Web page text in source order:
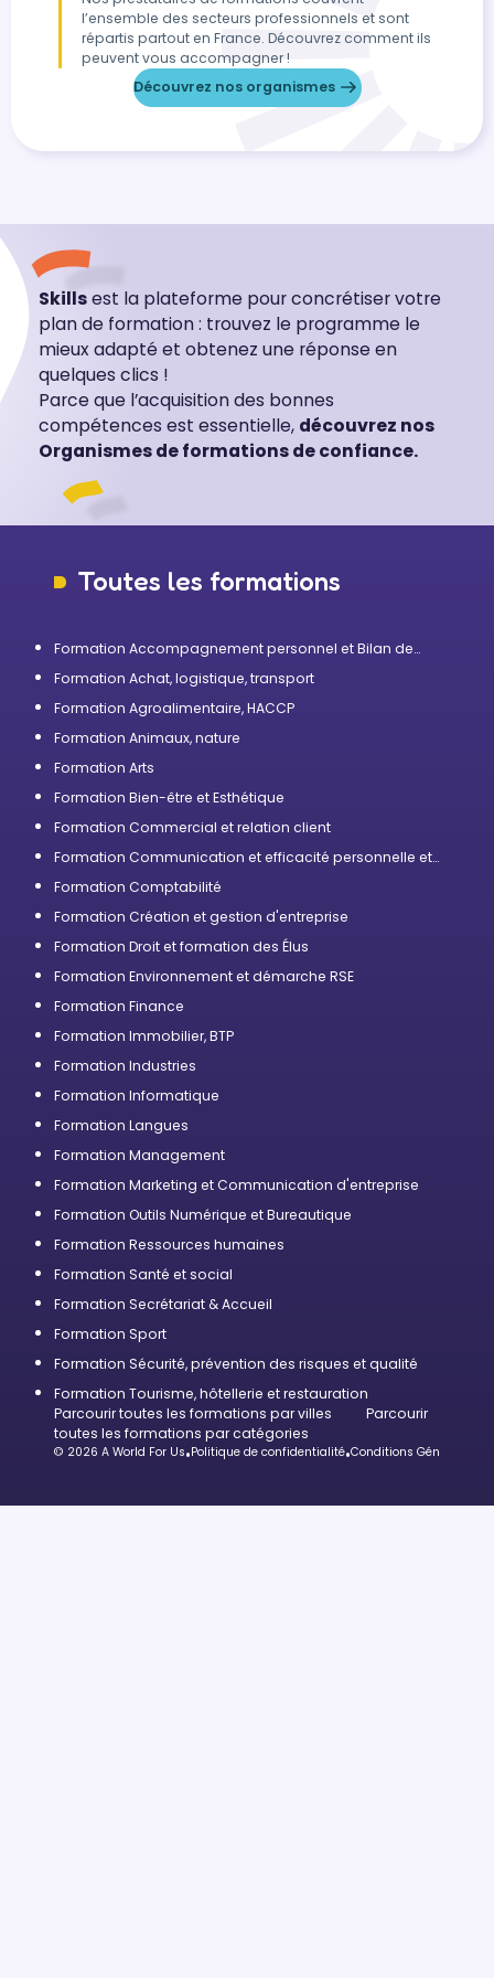
l’ensemble des secteurs professionnels et sont
répartis partout en France. Découvrez comment ils
peuvent vous accompagner !
Découvrez nos organismes
Skillsest la plateforme pour concrétiser votre
plan de formation : trouvez le programme le
mieux adapté et obtenez une réponse en
quelques clics !
Parce que l’acquisition des bonnes
compétences est essentielle, découvrez nos
Organismes de formations de confiance.
Toutes les formations
Formation Accompagnement personnel et Bilan de
Formation Achat, logistique, transport
Formation Agroalimentaire, HACCP
Formation Animaux, nature
Formation Arts
Formation Bien-être et Esthétique
Formation Commercial et relation client
Formation Communication et efficacité personnelle et
Formation Comptabilité
Formation Création et gestion d'entreprise
Formation Droit et formation des Élus
Formation Environnement et démarche RSE
Formation Finance
Formation Immobilier, BTP
Formation Industries
Formation Informatique
Formation Langues
Formation Management
Formation Marketing et Communication d'entreprise
Formation Outils Numérique et Bureautique
Formation Ressources humaines
Formation Santé et social
Formation Secrétariat & Accueil
Formation Sport
Formation Sécurité, prévention des risques et qualité
Formation Tourisme, hôtellerie et restauration
Parcourir toutes les formations par villes
Parcourir
toutes les formations par catégories
© 2026 A World For Us•Politique de confidentialité•Conditions Générales